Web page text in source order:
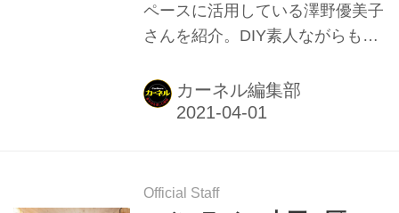
ペースに活用している澤野優美子
さんを紹介。DIY素人ながらも日
仕様にDIYし、快適でおしゃれな
テレワーク空間を作り上げた。
カーネル編集部
Official Staff